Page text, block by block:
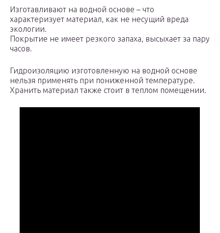
Изготавливают на водной основе – что
характеризует материал, как не несущий вреда
экологии.
Покрытие не имеет резкого запаха, высыхает за пару
часов.
Гидроизоляцию изготовленную на водной основе
нельзя применять при пониженной температуре.
Хранить материал также стоит в теплом помещении.